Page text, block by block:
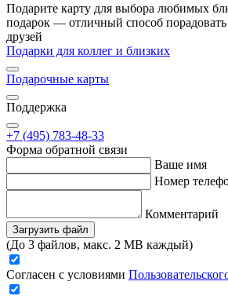
Подарите карту для выбора любимых
подарок — отличный способ порадовать
друзей
Подарки для коллег и близких
Подарочные карты
Поддержка
+7 (495) 783-48-33
Форма обратной связи
Ваше имя
Номер
Комментарий
Загрузить файл
(До 3 файлов, макс. 2 MB каждый)
Согласен с условиями